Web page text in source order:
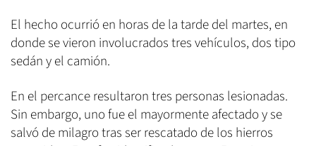
El hecho ocurrió en horas de la tarde del martes, en
donde se vieron involucrados tres vehículos, dos tipo
sedán y el camión.
En el percance resultaron tres personas lesionadas.
Sin embargo, uno fue el mayormente afectado y se
salvó de milagro tras ser rescatado de los hierros